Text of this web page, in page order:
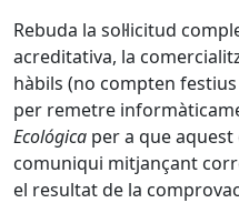
Rebuda la sol·licitud
acreditativa, la
hàbils (no compten
per remetre
Ecológica per a que
comuniqui mitjançant
el resultat de la